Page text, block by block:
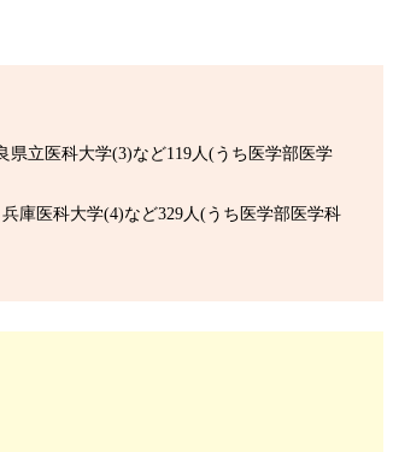
立医科大学(3)など119人(うち医学部医学
庫医科大学(4)など329人(うち医学部医学科